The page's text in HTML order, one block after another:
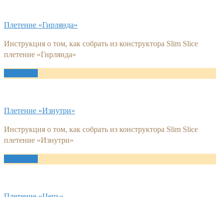
Плетение «Гирлянда»
Инструкция о том, как собрать из конструктора Slim Slice
плетение «Гирлянда»
Плетение «Изнутри»
Инструкция о том, как собрать из конструктора Slim Slice
плетение «Изнутри»